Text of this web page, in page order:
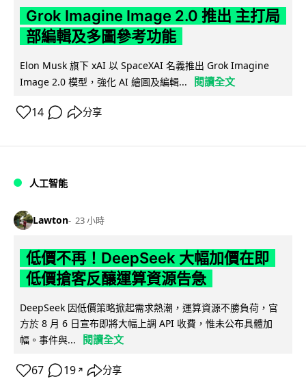
Grok Imagine Image 2.0 推出 主打局
部編輯及多圖參考功能
Elon Musk 旗下 xAI 以 SpaceXAI 名義推出 Grok Imagine
Image 2.0 模型，強化 AI 繪圖及編輯...
閱讀全文
14 分享
人工智能
Lawton 23 小時
低價不再！DeepSeek 大幅加價在即
低價搶客反釀運算資源告急
DeepSeek 因低價策略掀起需求熱潮，運算資源不勝負荷，官
方於 8 月 6 日宣布即將大幅上調 API 收費，惟未公布具體加
幅。事件與...
閱讀全文
67 19 ↗ 分享